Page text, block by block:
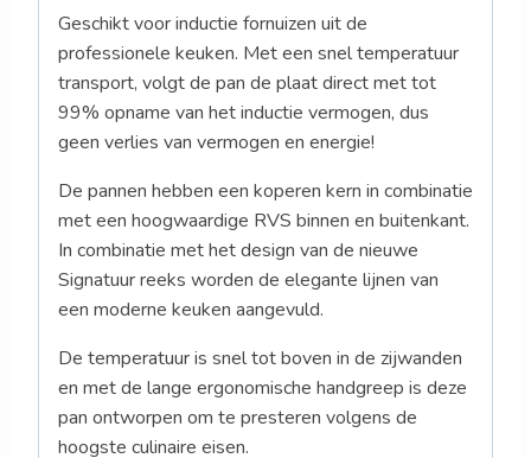
Geschikt voor inductie fornuizen uit de
professionele keuken. Met een snel temperatuur
transport, volgt de pan de plaat direct met tot
99% opname van het inductie vermogen, dus
geen verlies van vermogen en energie!
De pannen hebben een koperen kern in combinatie
met een hoogwaardige RVS binnen en buitenkant.
In combinatie met het design van de nieuwe
Signatuur reeks worden de elegante lijnen van
een moderne keuken aangevuld.
De temperatuur is snel tot boven in de zijwanden
en met de lange ergonomische handgreep is deze
pan ontworpen om te presteren volgens de
hoogste culinaire eisen.